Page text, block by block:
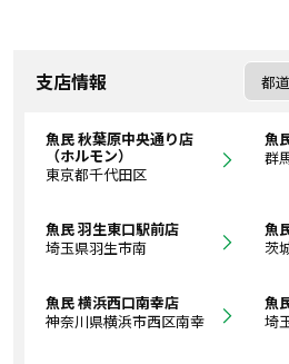
支店情報
魚民 秋葉原中央通り店
（ホルモン）
東京都千代田区
魚
群
魚民 羽生東口駅前店
埼玉県羽生市南
魚
茨
魚民 横浜西口南幸店
神奈川県横浜市西区南幸
魚
埼